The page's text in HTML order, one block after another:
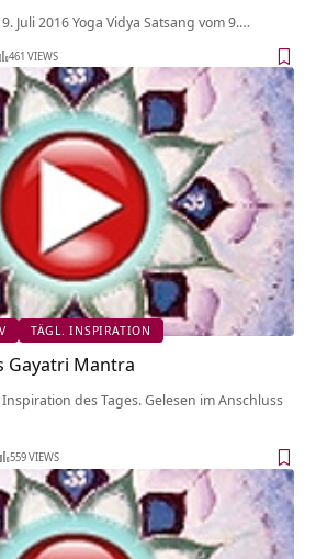
Juli 2016 Yoga Vidya Satsang vom 9.…
461 VIEWS
TÄGL. INSPIRATION
Gayatri Mantra
des Tages. Gelesen im Anschluss
559 VIEWS